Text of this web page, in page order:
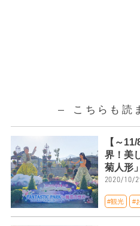
こちらも読
【～
界！美
菊人形
2020/10/
#観光 #